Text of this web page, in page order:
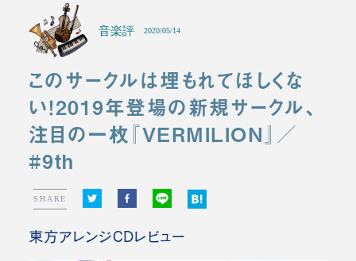
音楽評 2020/05/14
このサークルは埋もれてほしくな
い！2019年登場の新規サークル、
注目の一枚『VERMILION』／
#9th
SHARE
東方アレンジCDレビュー